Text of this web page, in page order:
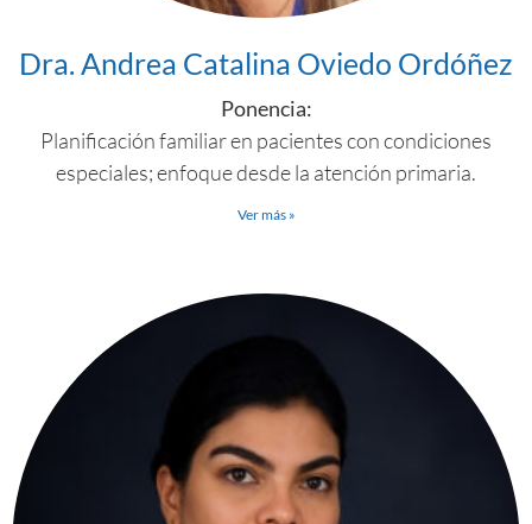
Dra. Andrea Catalina Oviedo Ordóñez
Ponencia:
Planificación familiar en pacientes con condiciones
especiales; enfoque desde la atención primaria.
Ver más »